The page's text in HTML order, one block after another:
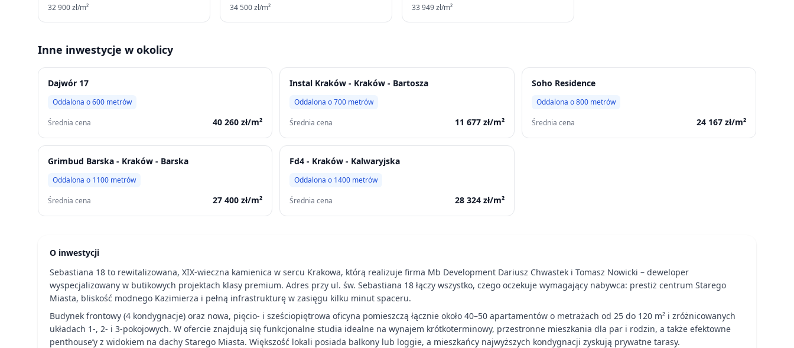
32 900zł/m² 34 500zł/m² 33 949zł/m²
Inne inwestycje w okolicy
Dajwór 17
Oddalona o600 metrów
Średnia cena 40 260 zł/m²
Instal Kraków - Kraków - Bartosza
Oddalona o700 metrów
Średnia cena 11 677zł/m²
Soho Residence
Oddalona o800metrów
Średnia cena 24 167zł/m²
Grimbud Barska - Kraków - Barska
Oddalona o 1100 metrów
Średnia cena 27 400 zł/m²
Fd4 - Kraków - Kalwaryjska
Oddalona o 1400 metrów
Średnia cena 28 324zł/m²
O inwestycji
Sebastiana 18 to rewitalizowana, XIX-wieczna kamienica w sercu Krakowa, którą realizuje firma Mb Development Dariusz Chwastek i Tomasz Nowicki – deweloper
wyspecjalizowany w butikowych projektach klasy premium. Adres przy ul. św. Sebastiana 18 łączy wszystko, czego oczekuje wymagający nabywca: prestiż centrum Starego
Miasta, bliskość modnego Kazimierza i pełną infrastrukturę w zasięgu kilku minut spaceru.
Budynek frontowy (4 kondygnacje) oraz nowa, pięcio- i sześciopiętrowa oficyna pomieszczą łącznie około 40–50 apartamentów o metrażach od 25 do 120 m² i zróżnicowanych
układach 1-, 2- i 3-pokojowych. W ofercie znajdują się funkcjonalne studia idealne na wynajem krótkoterminowy, przestronne mieszkania dla par i rodzin, a także efektowne
penthouse’y z widokiem na dachy Starego Miasta. Większość lokali posiada balkony lub loggie, a mieszkańcy najwyższych kondygnacji zyskują prywatne tarasy.